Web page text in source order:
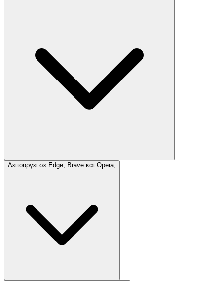
Λειτουργεί σε Edge, Brave και Opera;